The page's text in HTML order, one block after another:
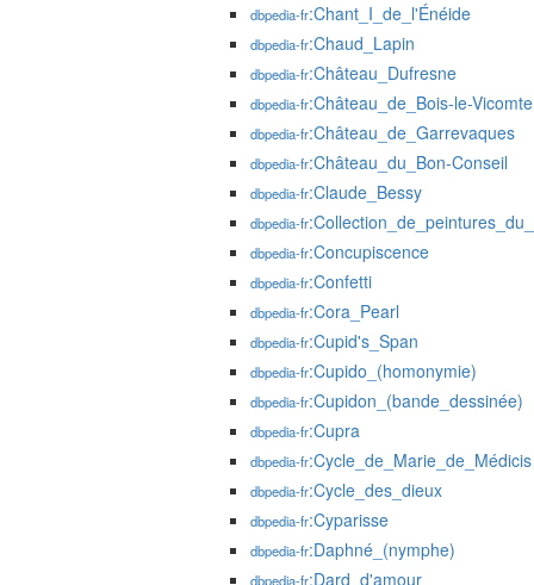
dbpedia-fr:Chant_I_de_l'Énéide
dbpedia-fr:Chaud_Lapin
dbpedia-fr:Château_Dufresne
dbpedia-fr:Château_de_Bois-le-Vicomte
dbpedia-fr:Château_de_Garrevaques
dbpedia-fr:Château_du_Bon-Conseil
dbpedia-fr:Claude_Bessy
dbpedia-fr
dbpedia-fr:Concupiscence
dbpedia-fr:Confetti
dbpedia-fr:Cora_Pearl
dbpedia-fr:Cupid's_Span
dbpedia-fr:Cupido_(homonymie)
dbpedia-fr:Cupidon_(bande_dessinée)
dbpedia-fr:Cupra
dbpedia-fr:Cycle_de_Marie_de_Médicis
dbpedia-fr:Cycle_des_dieux
dbpedia-fr:Cyparisse
dbpedia-fr:Daphné_(nymphe)
dbpedia-fr:Dard_d'amour